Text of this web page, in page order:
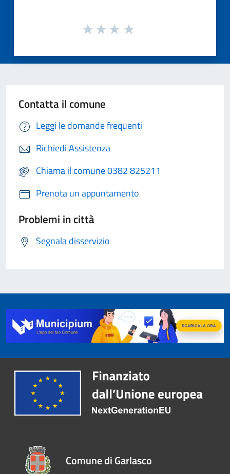
Contatta il comune
Leggi le domande frequenti
Richiedi Assistenza
Chiama il comune 0382 825211
Prenota un appuntamento
Problemi in città
Segnala disservizio
Comune di Garlasco